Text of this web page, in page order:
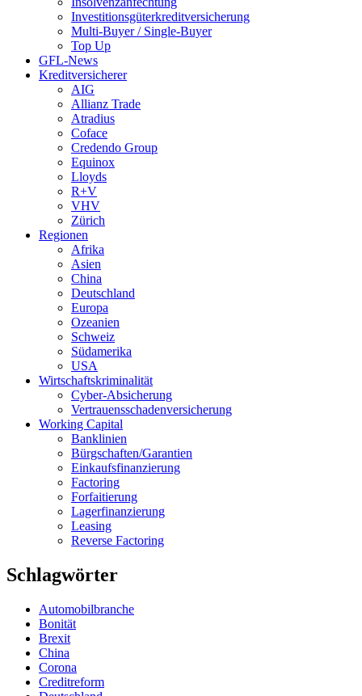
Investitionsgüterkreditversicherung
Multi-Buyer / Single-Buyer
Top Up
GFL-News
Kreditversicherer
AIG
Allianz Trade
Atradius
Coface
Credendo Group
Equinox
Lloyds
R+V
VHV
Zürich
Regionen
Afrika
Asien
China
Deutschland
Europa
Ozeanien
Schweiz
Südamerika
USA
Wirtschaftskriminalität
Cyber-Absicherung
Vertrauensschadenversicherung
Working Capital
Banklinien
Bürgschaften/Garantien
Einkaufsfinanzierung
Factoring
Forfaitierung
Lagerfinanzierung
Leasing
Reverse Factoring
Schlagwörter
Automobilbranche
Bonität
Brexit
China
Corona
Creditreform